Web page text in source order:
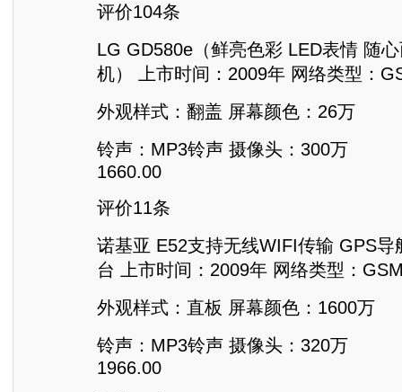
评价104条
LG GD580e（鲜亮色彩 LED表情 随
机） 上市时间：2009年 网络类型：
外观样式：翻盖 屏幕颜色：26万
铃声：MP3铃声 摄像头：300万
1660.00
评价11条
诺基亚 E52支持无线WIFI传输 GPS导
台 上市时间：2009年 网络类型：
外观样式：直板 屏幕颜色：1600万
铃声：MP3铃声 摄像头：320万
1966.00